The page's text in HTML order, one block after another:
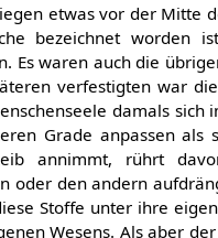
etwas vor der Mitte
bezeichnet worden
Es waren auch die
verfestigten war
damals sich
Grade anpassen als
annimmt, rührt
oder den andern
Stoffe unter ihre
Wesens. Als aber